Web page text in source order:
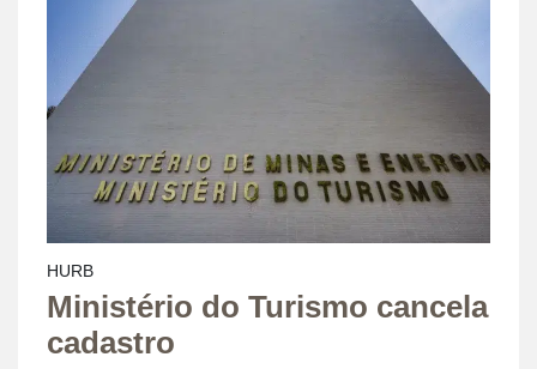
HURB
Ministério do Turismo cancela
cadastro